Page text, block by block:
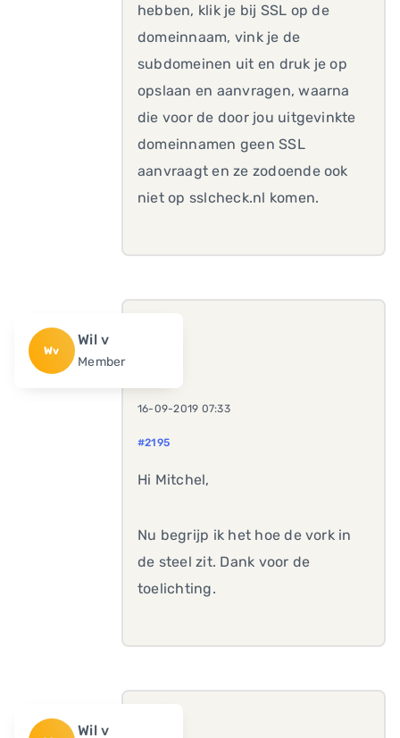
hebben, klik je bij SSL op de
domeinnaam, vink je de
subdomeinen uit en druk je op
opslaan en aanvragen, waarna
die voor de door jou uitgevinkte
domeinnamen geen SSL
aanvraagt en ze zodoende ook
niet op sslcheck.nl komen.
Wv
Wil v
Member
16-09-2019 07:33
#2195
Hi Mitchel,
Nu begrijp ik het hoe de vork in
de steel zit. Dank voor de
toelichting.
Wil v